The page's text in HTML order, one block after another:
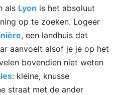
als Lyon is het absoluut
op te zoeken. Logeer
, een landhuis dat
aanvoelt alsof je je op het
bovendien niet weten
: kleine, knusse
straat met de ander